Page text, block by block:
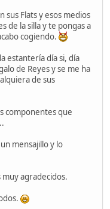
sus Flats y esos medios
de la silla y te pongas a
cogiendo.
estantería día si, día
de Reyes y se me ha
de sus
componentes que
mensajillo y lo
agradecidos.